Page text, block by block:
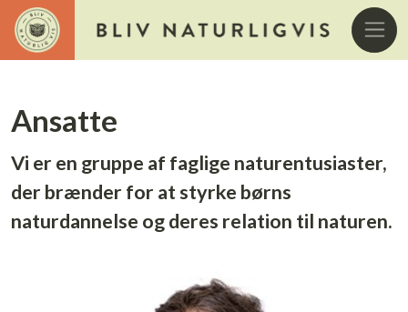
Ansatte
Vi er en gruppe af faglige naturentusiaster,
der brænder for at styrke børns
naturdannelse og deres relation til naturen.